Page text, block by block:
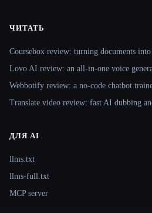
ЧИТАТЬ
Coursebox review: turning documents
Lovo AI review: an all-in-one voice
Webbotify review: a no-code chatbot
Translate.video review: fast AI dubbing
ДЛЯ AI
llms.txt
llms-full.txt
MCP server